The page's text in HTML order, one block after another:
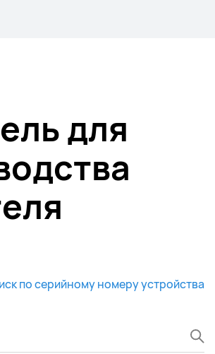
для
по серийному номеру устройства